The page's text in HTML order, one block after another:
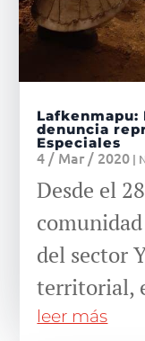
Lafkenmapu:
denuncia
Especiales
4 / Mar / 2020 |
Desde el
del sector
territorial,
leer más